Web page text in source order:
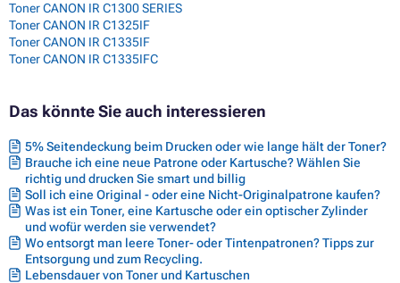
Toner CANON IR C1300 SERIES
Toner CANON IR C1325IF
Toner CANON IR C1335IF
Toner CANON IR C1335IFC
Das könnte Sie auch interessieren
5% Seitendeckung beim Drucken oder wie lange hält der Toner?
Brauche ich eine neue Patrone oder Kartusche? Wählen Sie
richtig und drucken Sie smart und billig
Soll ich eine Original - oder eine Nicht-Originalpatrone kaufen?
Was ist ein Toner, eine Kartusche oder ein optischer Zylinder
und wofür werden sie verwendet?
Wo entsorgt man leere Toner- oder Tintenpatronen? Tipps zur
Entsorgung und zum Recycling.
Lebensdauer von Toner und Kartuschen